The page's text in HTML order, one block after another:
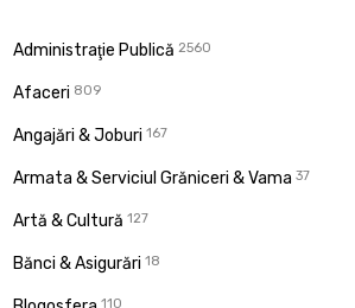
Administraţie Publică 2560
Afaceri 809
Angajări & Joburi 167
Armata & Serviciul Grăniceri & Vama 37
Artă & Cultură 127
Bănci & Asigurări 18
110